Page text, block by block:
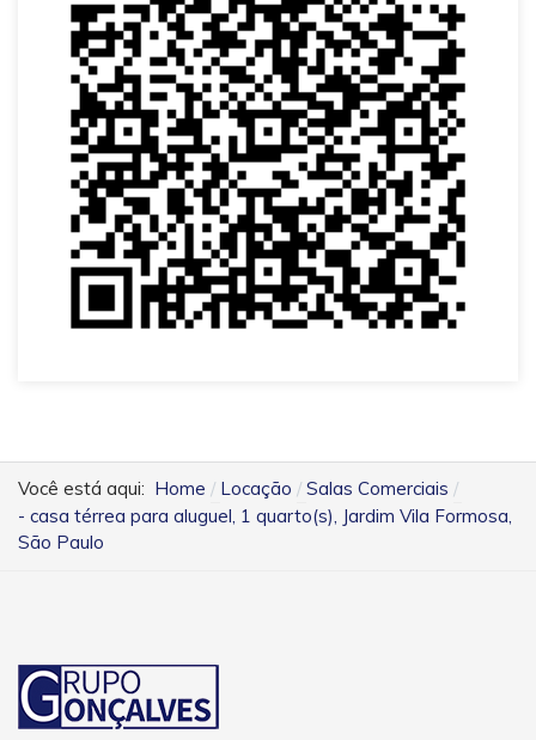
Você está aqui: Home Locação
Salas Comerciais
- casa térrea para aluguel, 1 quarto(s), Jardim Vila Formosa,
São Paulo